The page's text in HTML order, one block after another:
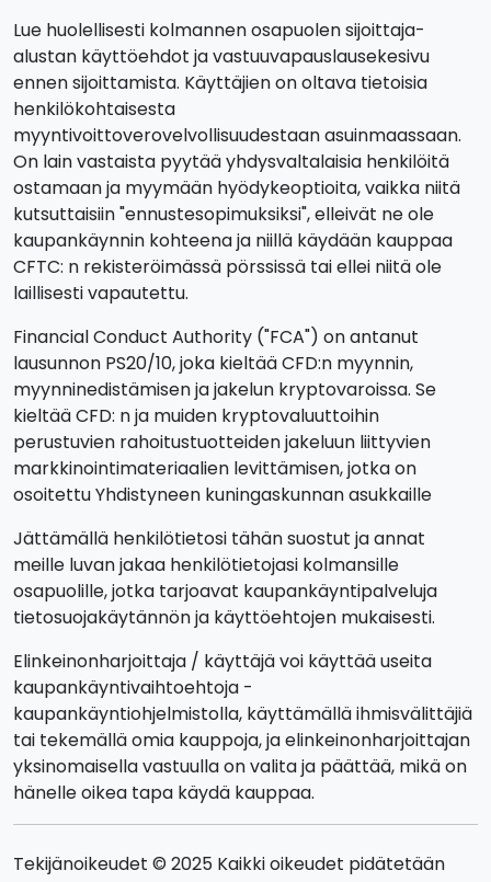
Lue huolellisesti kolmannen osapuolen sijoittaja-
alustan käyttöehdot ja vastuuvapauslausekesivu
ennen sijoittamista. Käyttäjien on oltava tietoisia
henkilökohtaisesta
myyntivoittoverovelvollisuudestaan asuinmaassaan.
On lain vastaista pyytää yhdysvaltalaisia henkilöitä
ostamaan ja myymään hyödykeoptioita, vaikka niitä
kutsuttaisiin "ennustesopimuksiksi", elleivät ne ole
kaupankäynnin kohteena ja niillä käydään kauppaa
CFTC: n rekisteröimässä pörssissä tai ellei niitä ole
laillisesti vapautettu.
Financial Conduct Authority ("FCA") on antanut
lausunnon PS20/10, joka kieltää CFD:n myynnin,
myynninedistämisen ja jakelun kryptovaroissa. Se
kieltää CFD: n ja muiden kryptovaluuttoihin
perustuvien rahoitustuotteiden jakeluun liittyvien
markkinointimateriaalien levittämisen, jotka on
osoitettu Yhdistyneen kuningaskunnan asukkaille
Jättämällä henkilötietosi tähän suostut ja annat
meille luvan jakaa henkilötietojasi kolmansille
osapuolille, jotka tarjoavat kaupankäyntipalveluja
tietosuojakäytännön ja käyttöehtojen mukaisesti.
Elinkeinonharjoittaja / käyttäjä voi käyttää useita
kaupankäyntivaihtoehtoja -
kaupankäyntiohjelmistolla, käyttämällä ihmisvälittäjiä
tai tekemällä omia kauppoja, ja elinkeinonharjoittajan
yksinomaisella vastuulla on valita ja päättää, mikä on
hänelle oikea tapa käydä kauppaa.
Tekijänoikeudet © 2025 Kaikki oikeudet pidätetään